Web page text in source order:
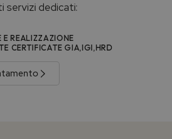
servizi dedicati:
REALIZZAZIONE
CERTIFICATE GIA,IGI,HRD